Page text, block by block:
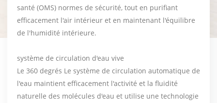
santé (OMS) normes de sécurité, tout en purifiant
efficacement l'air intérieur et en maintenant l'équilibre
de l'humidité intérieure.
système de circulation d'eau vive
Le 360 degrés Le système de circulation automatique de
l'eau maintient efficacement l'activité et la fluidité
naturelle des molécules d'eau et utilise une technologie